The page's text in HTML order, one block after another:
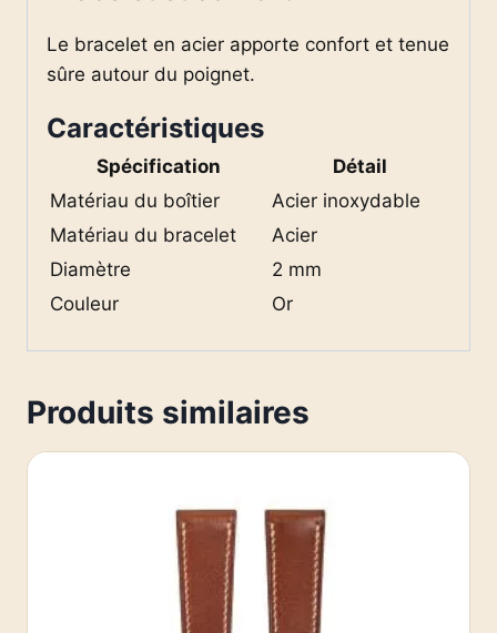
Le bracelet en acier apporte confort et tenue
sûre autour du poignet.
Caractéristiques
Spécification
Détail
Matériau du boîtier
Acier inoxydable
Matériau du bracelet
Acier
Diamètre
2 mm
Couleur
Or
Produits similaires